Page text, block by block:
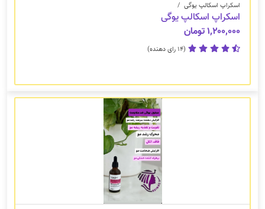
اسکراپ اسکالپ یوگی /
اسکراپ اسکالپ یوگی
۱,۲۰۰,۰۰۰ تومان
(14 رای دهنده)